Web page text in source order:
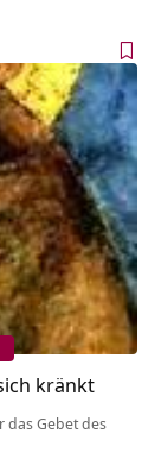
kränkt
das Gebet des